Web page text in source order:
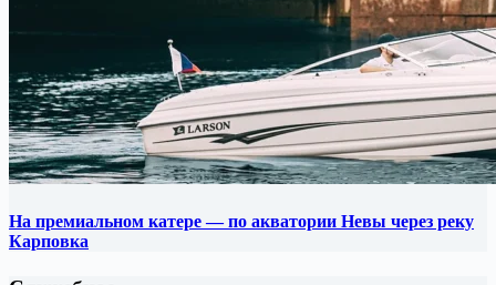
На премиальном катере — по акватории Невы через реку
Карповка